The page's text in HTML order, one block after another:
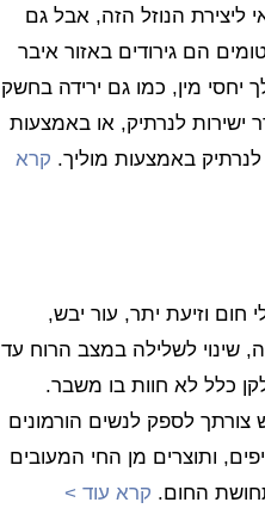
ליצירת הנוזל הזה, אבל גם
הם גירודים באזור איבר
יחסי מין, כמו גם ירידה בחשק
ישירות לנרתיק, או באמצעות
לנרתיק באמצעות מוליך. קרא
חום וזיעת יתר, עור יבש,
שינוי לשלילה במצב הרוח עד
כלל לא חוות בו משבר.
צורתך לספק לנשים הורמונים
ותוצרים מן החי המעובים
החום. קרא עוד >